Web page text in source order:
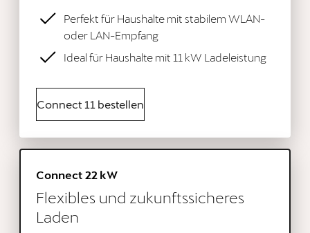
Perfekt für Haushalte mit stabilem WLAN-
oder LAN-Empfang
Ideal für Haushalte mit 11 kW Ladeleistung
Connect 11 bestellen
Connect 22 kW
Flexibles und zukunftssicheres
Laden